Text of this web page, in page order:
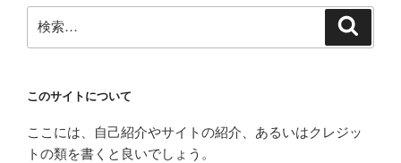
索:
このサイトについて
ここには、自己紹介やサイトの紹介、あるいはクレジッ
トの類を書くと良いでしょう。